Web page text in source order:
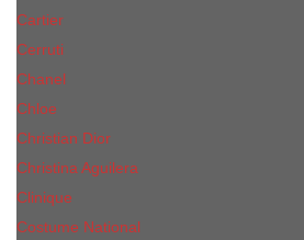
Cartier
Cerruti
Сhanеl
Chloe
Christian Dior
Christina Aguilera
Сliniquе
Costume National